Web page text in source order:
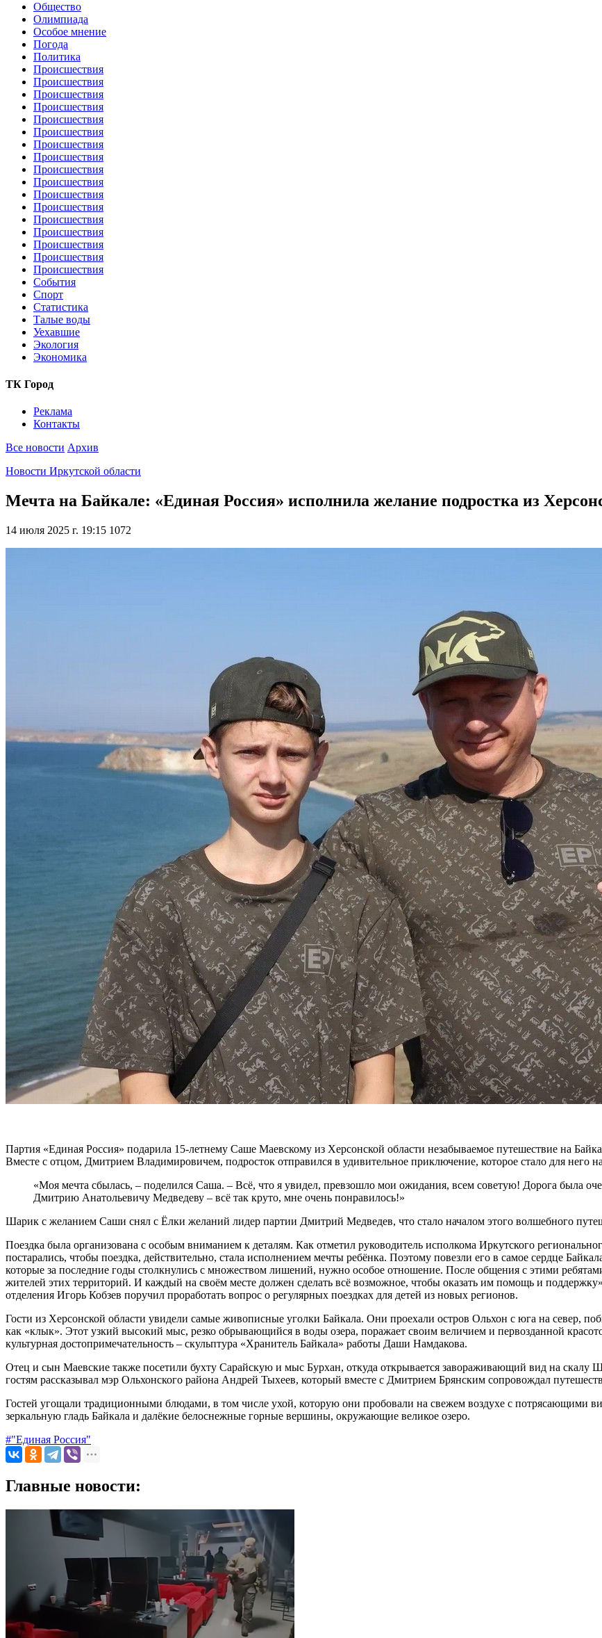
Общество
Олимпиада
Особое мнение
Погода
Политика
Происшествия
Происшествия
Происшествия
Происшествия
Происшествия
Происшествия
Происшествия
Происшествия
Происшествия
Происшествия
Происшествия
Происшествия
Происшествия
Происшествия
Происшествия
Происшествия
Происшествия
События
Спорт
Статистика
Талые воды
Уехавшие
Экология
Экономика
ТК Город
Реклама
Контакты
Все новости Архив
Новости Иркутской области
Мечта на Байкале: «Единая Россия» исполнила желание подростка из
14 июля 2025 г. 19:15 1072
Партия «Единая Россия» подарила 15-летнему Саше Маевскому из Херсонской области незабываемое путешествие на
Вместе с отцом, Дмитрием Владимировичем, подросток отправился в удивительное приключение, которое стало для него
«Моя мечта сбылась, – поделился Саша. – Всё, что я увидел, превзошло мои ожидания, всем советую! Дорога была
Дмитрию Анатольевичу Медведеву – всё так круто, мне очень понравилось!»
Шарик с желанием Саши снял с Ёлки желаний лидер партии Дмитрий Медведев, что стало началом этого волшебного
Поездка была организована с особым вниманием к деталям. Как отметил руководитель исполкома Иркутского
постарались, чтобы поездка, действительно, стала исполнением мечты ребёнка. Поэтому повезли его в самое сердце
которые за последние годы столкнулись с множеством лишений, нужно особое отношение. После общения с этими
жителей этих территорий. И каждый на своём месте должен сделать всё возможное, чтобы оказать им помощь и
отделения Игорь Кобзев поручил проработать вопрос о регулярных поездках для детей из новых регионов.
Гости из Херсонской области увидели самые живописные уголки Байкала. Они проехали остров Ольхон с юга на север,
как «клык». Этот узкий высокий мыс, резко обрывающийся в воды озера, поражает своим величием и первозданной
культурная достопримечательность – скульптура «Хранитель Байкала» работы Даши Намдакова.
Отец и сын Маевские также посетили бухту Сарайскую и мыс Бурхан, откуда открывается завораживающий вид на скалу
гостям рассказывал мэр Ольхонского района Андрей Тыхеев, который вместе с Дмитрием Брянским сопровождал
Гостей угощали традиционными блюдами, в том числе ухой, которую они пробовали на свежем воздухе с потрясающими
зеркальную гладь Байкала и далёкие белоснежные горные вершины, окружающие великое озеро.
#"Единая Россия"
Главные новости: